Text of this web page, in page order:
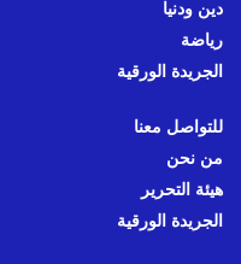
دين ودنيا
رياضة
الجريدة الورقية
للتواصل معنا
من نحن
هيئة التحرير
الجريدة الورقية